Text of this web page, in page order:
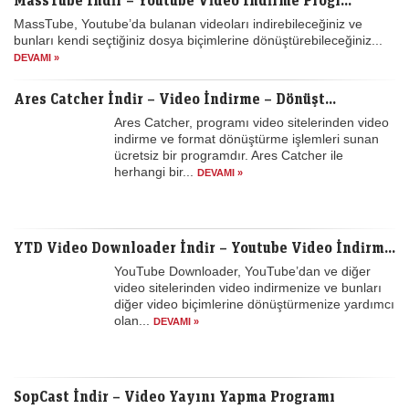
MassTube, Youtube’da bulanan videoları indirebileceğiniz ve
bunları kendi seçtiğiniz dosya biçimlerine dönüştürebileceğiniz...
DEVAMI »
Ares Catcher İndir – Video İndirme – Dönüşt...
Ares Catcher, programı video sitelerinden video
indirme ve format dönüştürme işlemleri sunan
ücretsiz bir programdır. Ares Catcher ile
herhangi bir...
DEVAMI »
YTD Video Downloader İndir – Youtube Video İndirm...
YouTube Downloader, YouTube’dan ve diğer
video sitelerinden video indirmenize ve bunları
diğer video biçimlerine dönüştürmenize yardımcı
olan...
DEVAMI »
SopCast İndir – Video Yayını Yapma Programı